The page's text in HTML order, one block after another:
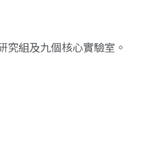
組及九個核心實驗室。